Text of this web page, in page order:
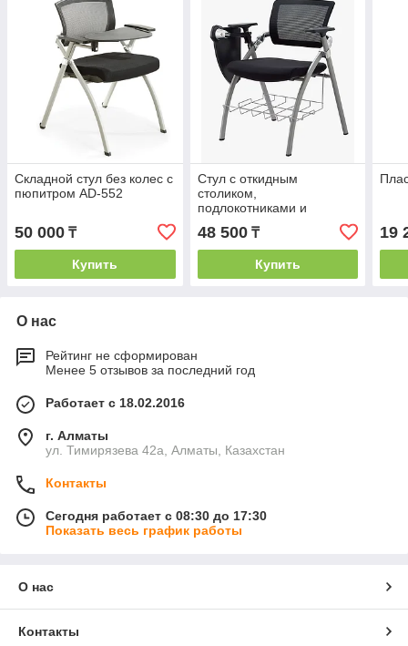
Складной стул без колес с
пюпитром AD-552
50 000 ₸
Купить
Стул с откидным
столиком,
подлокотниками и
48 500₸
Купить
19
О нас
Рейтинг не сформирован
Менее 5 отзывов за последний год
Работает с 18.02.2016
г. Алматы
ул. Тимирязева 42а, Алматы, Казахстан
Контакты
Сегодня работает с 08:30 до 17:30
Показать весь график работы
О нас
Контакты